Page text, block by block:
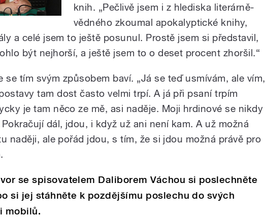
knih. „Pečlivě jsem i z hlediska literárně-
vědného zkoumal apokalyptické knihy,
a celé jsem to ještě posunul. Prostě jsem si představil,
být nejhorší, a ještě jsem to o deset procent zhoršil.“
se tím svým způsobem baví. „Já se teď usmívám, ale vím,
tam dost často velmi trpí. A já při psaní trpím
je tam něco ze mě, asi naděje. Moji hrdinové se nikdy
Pokračují dál, jdou, i když už ani není kam. A už možná
naději, ale pořád jdou, s tím, že si jdou možná právě pro
se spisovatelem Daliborem Váchou si poslechněte
si jej stáhněte k pozdějšímu poslechu do svých
mobilů.